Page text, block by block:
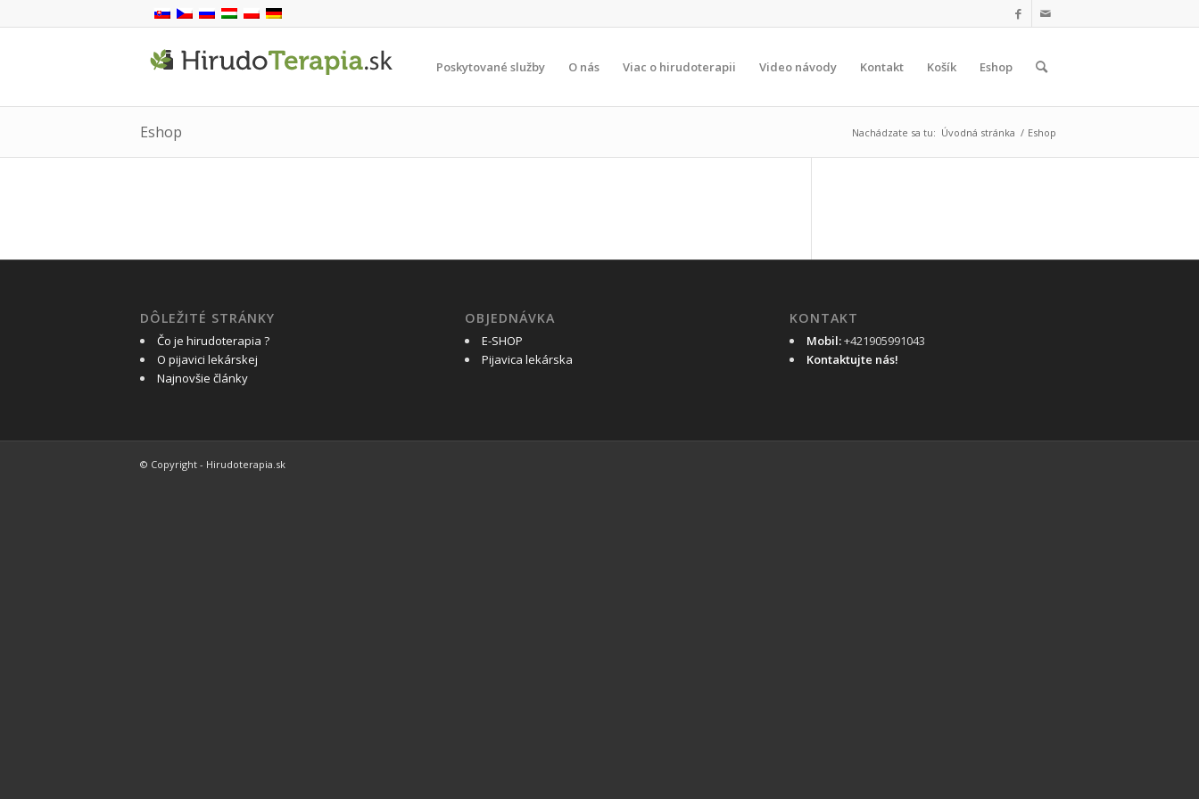
Poskytované služby O nás Viac o hirudoterapii Video návody Kontakt Košík Eshop
Eshop Nachádzate sa tu: Úvodná stránka / Eshop
DÔLEŽITÉ STRÁNKY
Čo je hirudoterapia ?
O pijavici lekárskej
Najnovšie články
OBJEDNÁVKA
E-SHOP
Pijavica lekárska
KONTAKT
Mobil:+421905991043
Kontaktujte nás!
© Copyright - Hirudoterapia.sk